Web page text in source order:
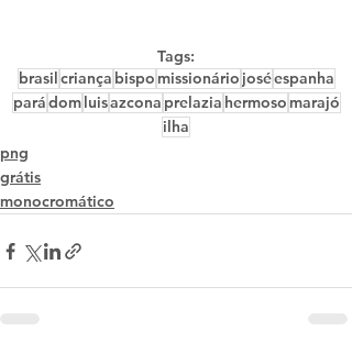
Tags:
brasilcriança bispo missionário joséespanha
parádomluisazcona prelazia hermoso marajó
ilha
png
grátis
monocromático